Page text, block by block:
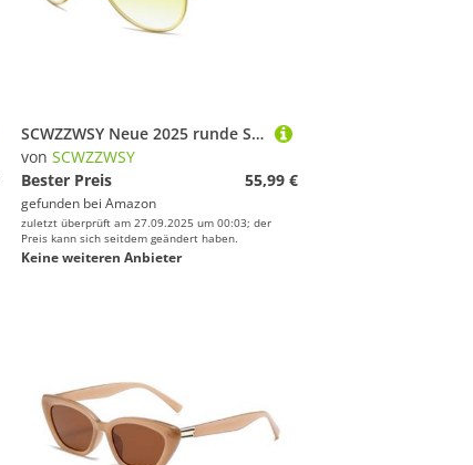
SCWZZWSY Neue 2025 runde Sonnenbrille für Frauen Männer Metalltöne UV Wanderbrillen Outdoor Eyewear
von SCWZZWSY
Bester Preis
55,99 €
gefunden bei Amazon
zuletzt überprüft am 27.09.2025 um 00:03; der
Preis kann sich seitdem geändert haben.
Keine weiteren Anbieter